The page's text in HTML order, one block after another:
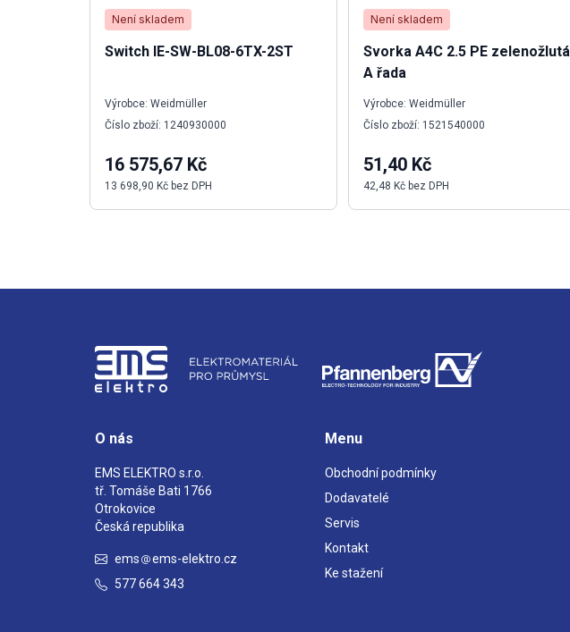
Není skladem
Switch IE-SW-BL08-6TX-2ST
Výrobce: Weidmüller
Číslo zboží: 1240930000
16 575,67 Kč
13 698,90 Kč bez DPH
Není skladem
Svorka A4C 2.5 PE zelenožlutá
A řada
Výrobce: Weidmüller
Číslo zboží: 1521540000
51,40 Kč
42,48 Kč bez DPH
O nás
EMS ELEKTRO s.r.o.
tř. Tomáše Bati 1766
Otrokovice
Česká republika
ems
ems-elektro.cz
577 664 343
Menu
Obchodní podmínky
Dodavatelé
Servis
Kontakt
Ke stažení